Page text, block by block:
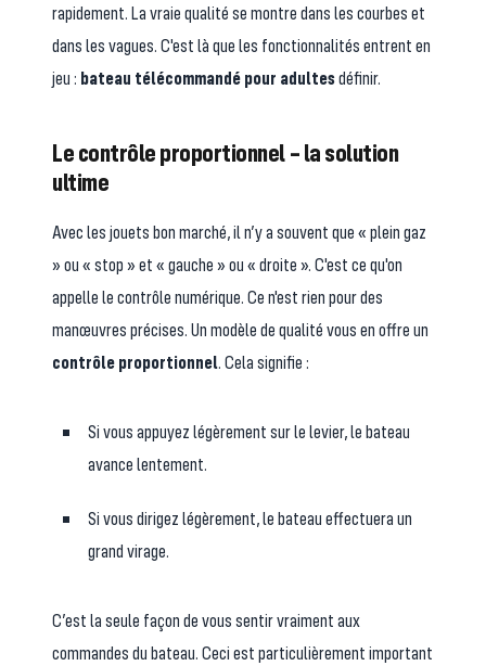
rapidement. La vraie qualité se montre dans les courbes et
dans les vagues. C'est là que les fonctionnalités entrent en
jeu : bateau télécommandé pour adultesdéfinir.
Le contrôle proportionnel – la solution
ultime
Avec les jouets bon marché, il n’y a souvent que « plein gaz
» ou « stop » et « gauche » ou « droite ». C'est ce qu'on
appelle le contrôle numérique. Ce n'est rien pour des
manœuvres précises. Un modèle de qualité vous en offre un
contrôle proportionnel. Cela signifie :
Si vous appuyez légèrement sur le levier, le bateau
avance lentement.
Si vous dirigez légèrement, le bateau effectuera un
grand virage.
C’est la seule façon de vous sentir vraiment aux
commandes du bateau. Ceci est particulièrement important